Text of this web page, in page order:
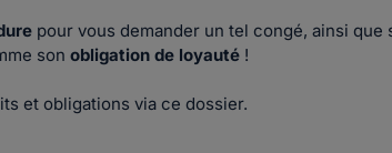
pour vous demander un tel congé, ainsi que
son obligation de loyauté !
et obligations via ce dossier.